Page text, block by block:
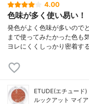
4.00
色味が多く使い易い！
発色がよく色味が多いので
まで使ってみたかった色も
ヨレにくくしっかり密着す
ETUDE(エチュード)
ルックアット マイ